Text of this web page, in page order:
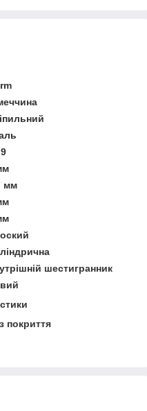
мм
шестигранник
покриття